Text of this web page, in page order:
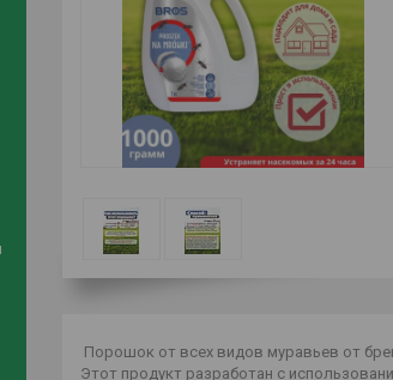
Порошок от всех видов муравьев от
Этот продукт разработан с